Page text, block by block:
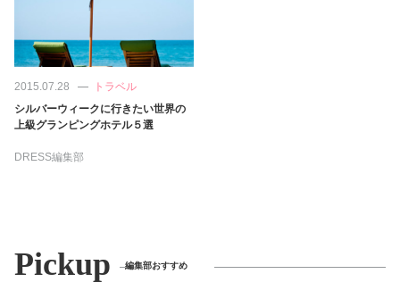
2015.07.28
トラベル
シルバーウィークに行きたい世界の
上級グランピングホテル５選
DRESS編集部
Pickup 編集部おすすめ